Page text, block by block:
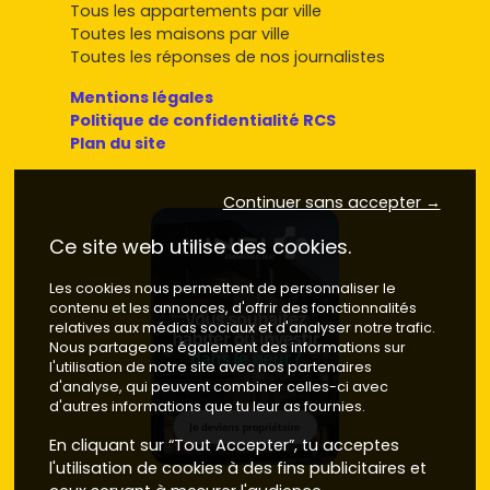
profils d'acheteurs. Parmi les principales options :
Maisons de ville :
parfaites pour ceux qui souhaitent
bénéficier des services et commodités d'un centre
urbain tout en ayant un extérieur.
Maisons individuelles en lotissement :
par les familles, elles proposent des espaces
secteurs comme la Côte Chalonnaise, elles sont
locatif.
durables et des équipements à faible impact
environnemental, elles séduisent de plus en plus
d'acheteurs.
Où acheter une maison neuve en
Saône-et-Loire ?
Tous les appartements par ville
Toutes les maisons par ville
Toutes les réponses de nos journalistes
Mentions légales
Politique de confidentialité RCS
Plan du site
Continuer sans accepter →
Ce site web utilise des cookies.
Les cookies nous permettent de personnaliser le
contenu et les annonces, d'offrir des fonctionnalités
relatives aux médias sociaux et d'analyser notre trafic.
Nous partageons également des informations sur
l'utilisation de notre site avec nos partenaires
d'analyse, qui peuvent combiner celles-ci avec
d'autres informations que tu leur as fournies.
En cliquant sur “Tout Accepter”, tu acceptes
l'utilisation de cookies à des fins publicitaires et